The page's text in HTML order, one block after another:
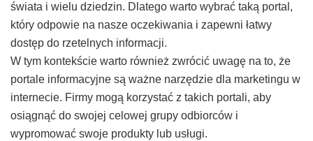
świata i wielu dziedzin. Dlatego warto wybrać taką portal,
który odpowie na nasze oczekiwania i zapewni łatwy
dostęp do rzetelnych informacji.
W tym kontekście warto również zwrócić uwagę na to, że
portale informacyjne są ważne narzędzie dla marketingu w
internecie. Firmy mogą korzystać z takich portali, aby
osiągnąć do swojej celowej grupy odbiorców i
wypromować swoje produkty lub usługi.